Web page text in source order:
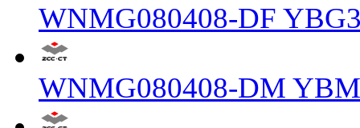
WNMG080408-DF
WNMG080408-DM